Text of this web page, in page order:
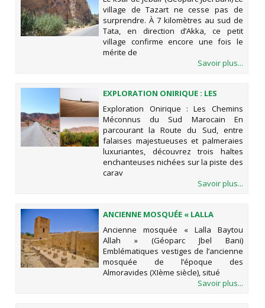
village de Tazart ne cesse pas de
surprendre. À 7 kilomètres au sud de
Tata, en direction d’Akka, ce petit
village confirme encore une fois le
mérite de
Savoir plus...
EXPLORATION ONIRIQUE : LES
CHEMINS MÉCONNUS DU SUD
MAROCAIN
Exploration Onirique : Les Chemins
Méconnus du Sud Marocain En
parcourant la Route du Sud, entre
falaises majestueuses et palmeraies
luxuriantes, découvrez trois haltes
enchanteuses nichées sur la piste des
carav
Savoir plus...
ANCIENNE MOSQUÉE « LALLA
BAYTOU ALLAH » (GÉOPARC JBEL
BANI)
Ancienne mosquée « Lalla Baytou
Allah » (Géoparc Jbel Bani)
Emblématiques vestiges de l’ancienne
mosquée de l’époque des
Almoravides (XIème siècle), situé
Savoir plus...